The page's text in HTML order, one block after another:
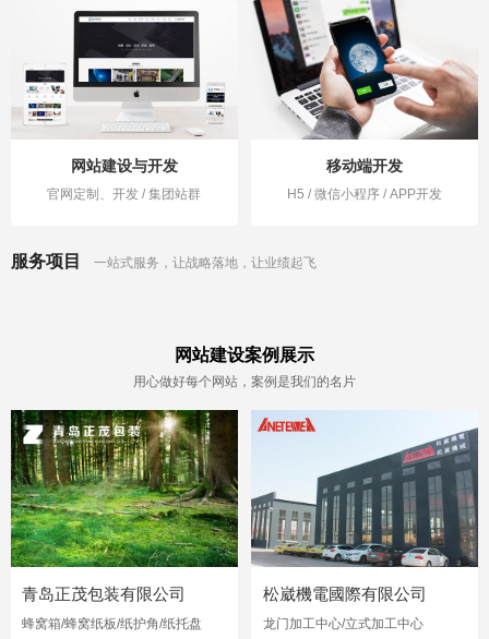
网站建设与开发
官网定制、开发 / 集团站群
移动端开发
H5 / 微信小程序 / APP开发
服务项目 一站式服务，让战略落地，让业绩起飞
网站建设案例展示
用心做好每个网站，案例是我们的名片
青岛正茂包装有限公司
蜂窝箱/蜂窝纸板/纸护角/纸托盘
松崴機電國際有限公司
龙门加工中心/立式加工中心